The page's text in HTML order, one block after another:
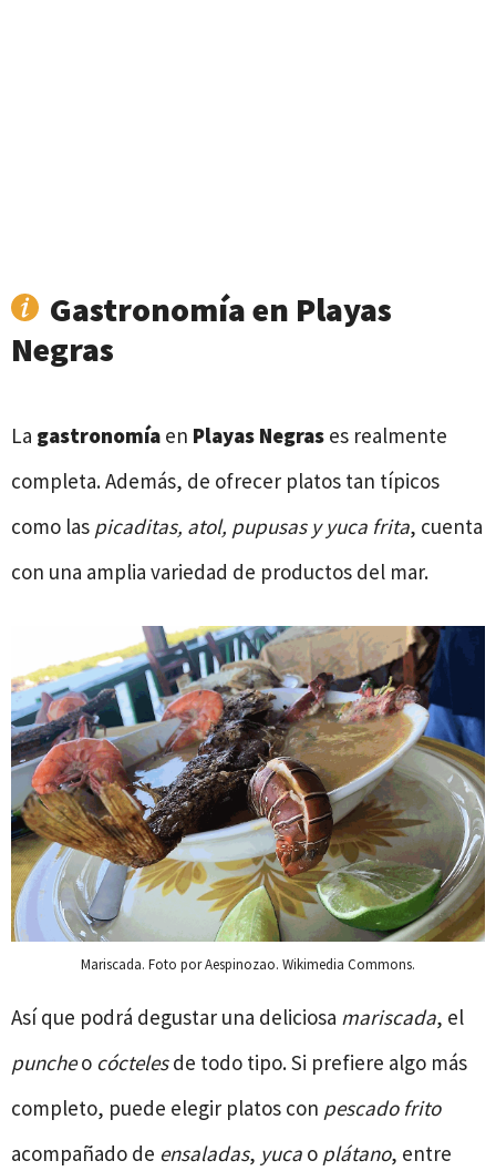
Gastronomía en Playas
Negras
La gastronomía en Playas Negras es realmente
completa. Además, de ofrecer platos tan típicos
como las picaditas, atol, pupusas y yuca frita, cuenta
con una amplia variedad de productos del mar.
Mariscada. Foto por Aespinozao. Wikimedia Commons.
Así que podrá degustar una deliciosa mariscada, el
puncheo cóctelesde todo tipo. Si prefiere algo más
completo, puede elegir platos con pescado frito
acompañado de ensaladas, yuca o plátano, entre